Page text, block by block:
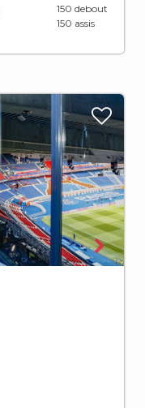
150 debout
150 assis